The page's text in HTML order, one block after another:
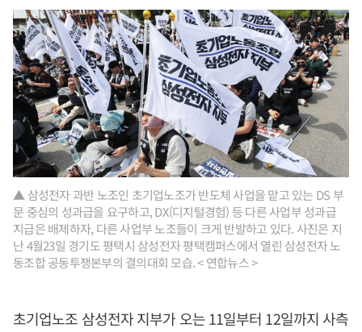
▲ 삼성전자 과반 노조인 초기업노조가 반도체 사업을 맡고 있는 DS 부
문 중심의 성과급을 요구하고, DX(디지털경험) 등 다른 사업부 성과급
지급은 배제하자, 다른 사업부 노조들이 크게 반발하고 있다. 사진은 지
난 4월23일 경기도 평택시 삼성전자 평택캠퍼스에서 열린 삼성전자 노
동조합 공동투쟁본부의 결의대회 모습. < 연합뉴스 >
초기업노조 삼성전자 지부가 오는 11일부터 12일까지 사측